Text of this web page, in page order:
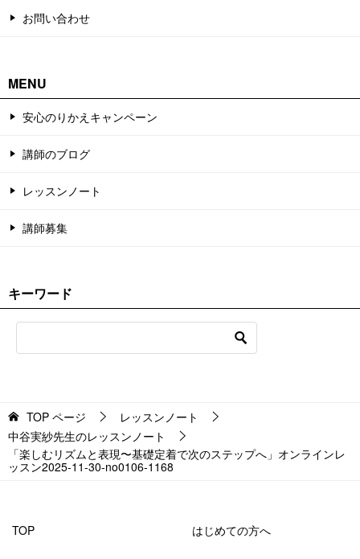
お問い合わせ
MENU
安心のりかえキャンペーン
講師のブログ
レッスンノート
講師募集
キーワード
TOP ページ
レッスンノート
中谷実紗先生のレッスンノート
「楽しむリズムと表現〜基礎定着で次のステップへ」オンラインレ
ッスン2025-11-30-no0106-1168
TOP はじめての方へ